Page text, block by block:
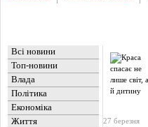
Всі новини
Топ-новини
Влада
Політика
Економіка
Життя
27 березня